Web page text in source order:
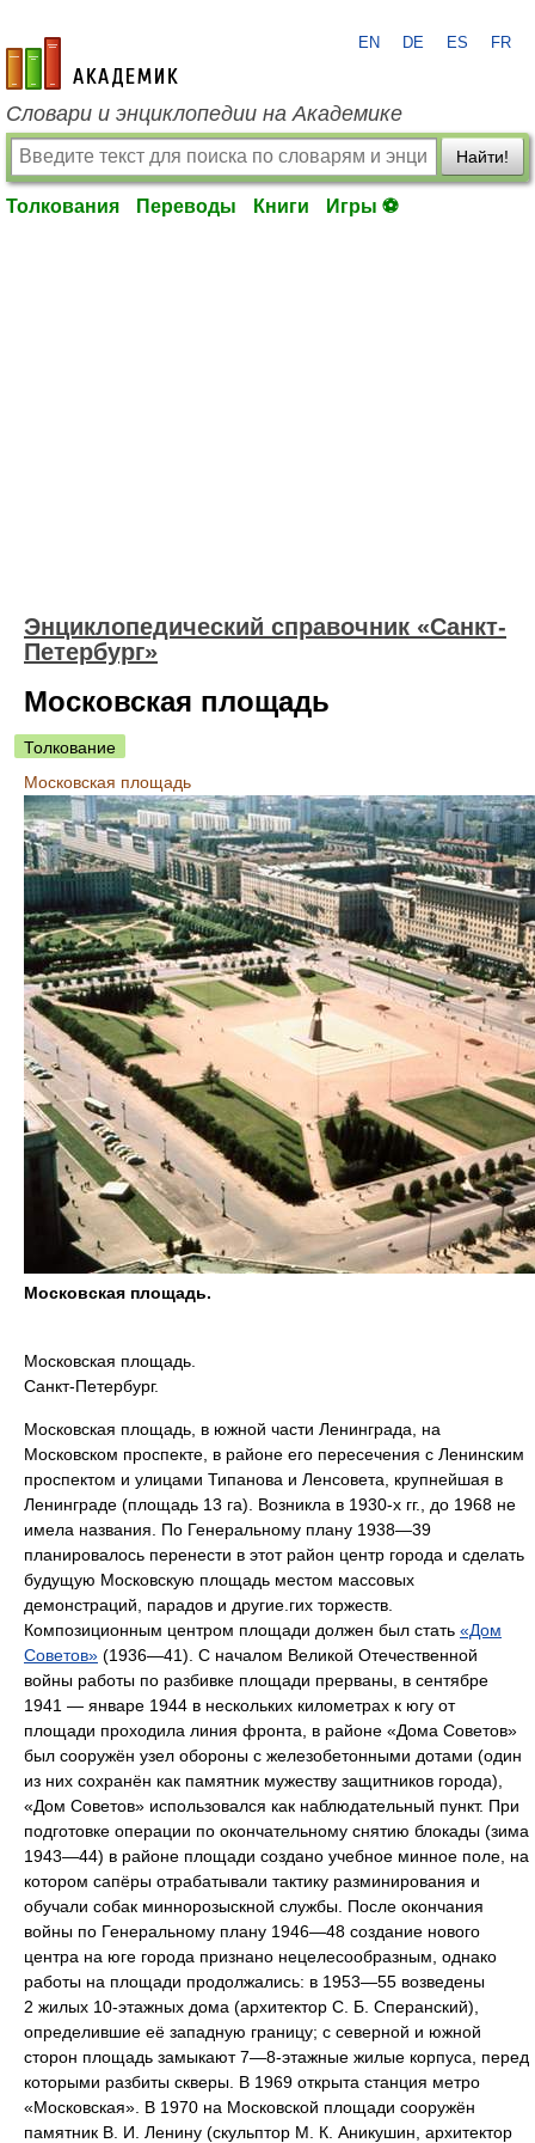
academic.ru
EN DE ES FR
Словари и энциклопедии на Академике
Найти!
Толкования Переводы Книги Игры ⚽
Энциклопедический справочник «Санкт-
Петербург»
Московская площадь
Толкование
Московская площадь
Московская площадь.
Московская площадь.
Санкт-Петербург.
Московская площадь, в южной части Ленинграда, на
Московском проспекте, в районе его пересечения с Ленинским
проспектом и улицами Типанова и Ленсовета, крупнейшая в
Ленинграде (площадь 13 га). Возникла в 1930-х гг., до 1968 не
имела названия. По Генеральному плану 1938—39
планировалось перенести в этот район центр города и сделать
будущую Московскую площадь местом массовых
демонстраций, парадов и другие.гих торжеств.
Композиционным центром площади должен был стать «Дом
Советов» (1936—41). С началом Великой Отечественной
войны работы по разбивке площади прерваны, в сентябре
1941 — январе 1944 в нескольких километрах к югу от
площади проходила линия фронта, в районе «Дома Советов»
был сооружён узел обороны с железобетонными дотами (один
из них сохранён как памятник мужеству защитников города),
«Дом Советов» использовался как наблюдательный пункт. При
подготовке операции по окончательному снятию блокады (зима
1943—44) в районе площади создано учебное минное поле, на
котором сапёры отрабатывали тактику разминирования и
обучали собак миннорозыскной службы. После окончания
войны по Генеральному плану 1946—48 создание нового
центра на юге города признано нецелесообразным, однако
работы на площади продолжались: в 1953—55 возведены
2 жилых 10-этажных дома (архитектор С. Б. Сперанский),
определившие её западную границу; с северной и южной
сторон площадь замыкают 7—8-этажные жилые корпуса, перед
которыми разбиты скверы. В 1969 открыта станция метро
«Московская». В 1970 на Московской площади сооружён
памятник В. И. Ленину (скульптор М. К. Аникушин, архитектор